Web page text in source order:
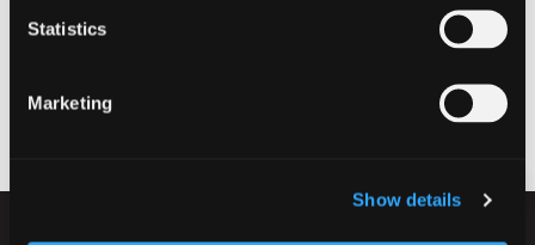
Statistics
Marketing
Show details
Mail: alini@ikast-brande.dk